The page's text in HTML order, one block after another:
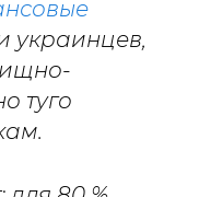
украинцев,
туго